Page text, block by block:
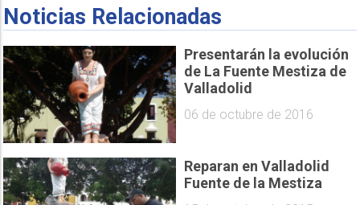
Noticias Relacionadas
Presentarán la evolución
de La Fuente Mestiza de
Valladolid
06 de octubre de 2016
Reparan en Valladolid
Fuente de la Mestiza